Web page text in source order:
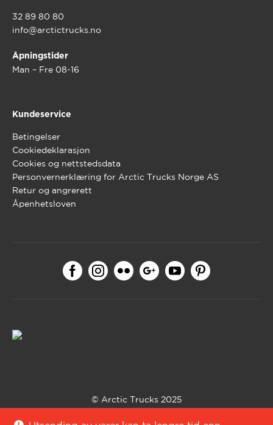
32 89 80 80
info@arctictrucks.no
Åpningstider
Man – Fre 08-16
Kundeservice
Betingelser
Cookiedeklarasjon
Cookies og nettstedsdata
Personvernerklæring for Arctic Trucks Norge AS
Retur og angrerett
Åpenhetsloven
© Arctic Trucks 2025